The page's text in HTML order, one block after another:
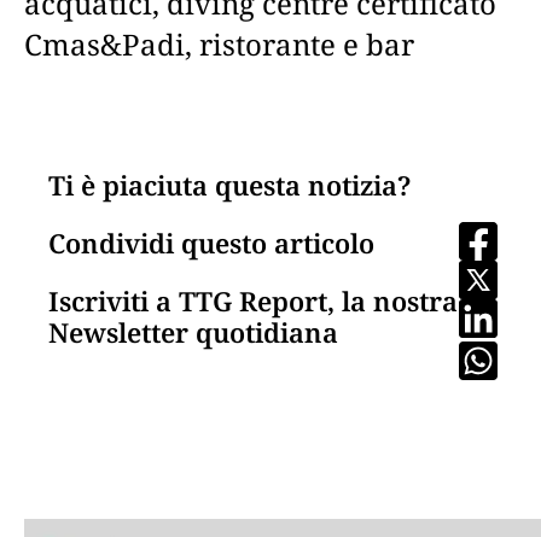
Cmas&Padi, ristorante e bar
Ti è piaciuta questa notizia?
Condividi questo articolo
Iscriviti a TTG Report, la nostra
Newsletter quotidiana